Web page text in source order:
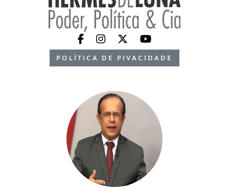
POLÍTICA DE PIVACIDADE